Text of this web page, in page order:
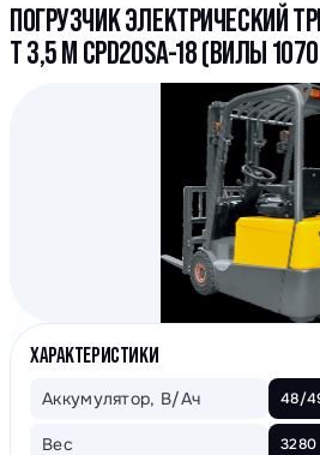
ПОГРУЗЧИК ЭЛЕКТРИЧЕСКИЙ
Т 3,5 М CPD20SA-18 (ВИЛЫ
ХАРАКТЕРИСТИКИ
Аккумулятор, В/Ач 48/
Вес 3280